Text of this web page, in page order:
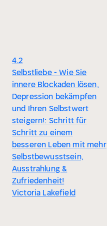
4.2
Selbstliebe - Wie Sie
innere Blockaden lösen,
Depression bekämpfen
und Ihren Selbstwert
steigern!: Schritt für
Schritt zu einem
besseren Leben mit mehr
Selbstbewusstsein,
Ausstrahlung &
Zufriedenheit!
Victoria Lakefield